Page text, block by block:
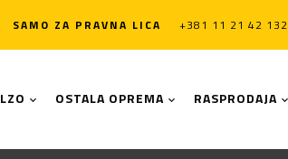
SAMO ZA PRAVNA LICA +381 11 21 42
LZO OSTALA OPREMA RASPRODAJA